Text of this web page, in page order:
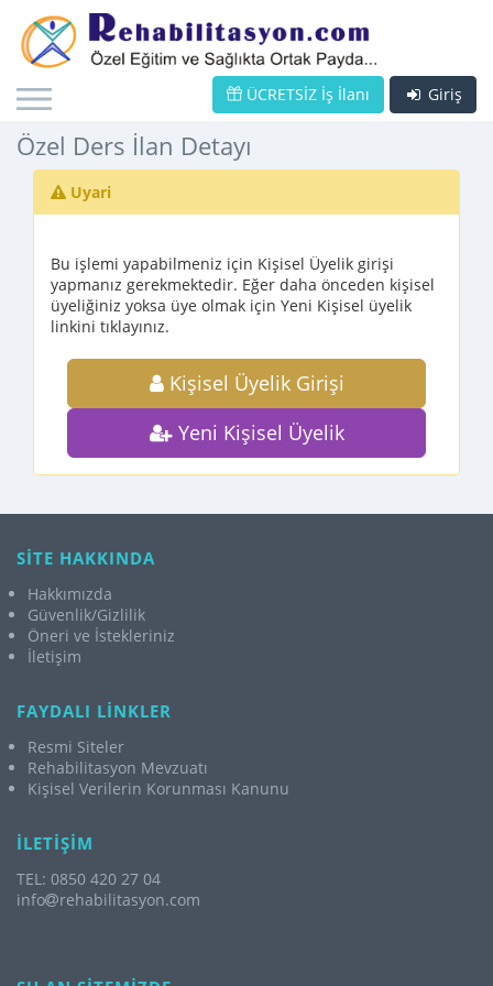
Giriş
ÜCRETSİZ İş İlanı
Özel Ders İlan Detayı
Uyari
Bu işlemi yapabilmeniz için Kişisel Üyelik girişi
yapmanız gerekmektedir. Eğer daha önceden kişisel
üyeliğiniz yoksa üye olmak için Yeni Kişisel üyelik
linkini tıklayınız.
Kişisel Üyelik Girişi
Yeni Kişisel Üyelik
SİTE HAKKINDA
Hakkımızda
Güvenlik/Gizlilik
Öneri ve İstekleriniz
İletişim
FAYDALI LİNKLER
Resmi Siteler
Rehabilitasyon Mevzuatı
Kişisel Verilerin Korunması Kanunu
İLETİŞİM
TEL: 0850 420 27 04
info
rehabilitasyon.com